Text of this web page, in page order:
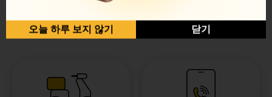
오늘 하루 보지 않기 닫기